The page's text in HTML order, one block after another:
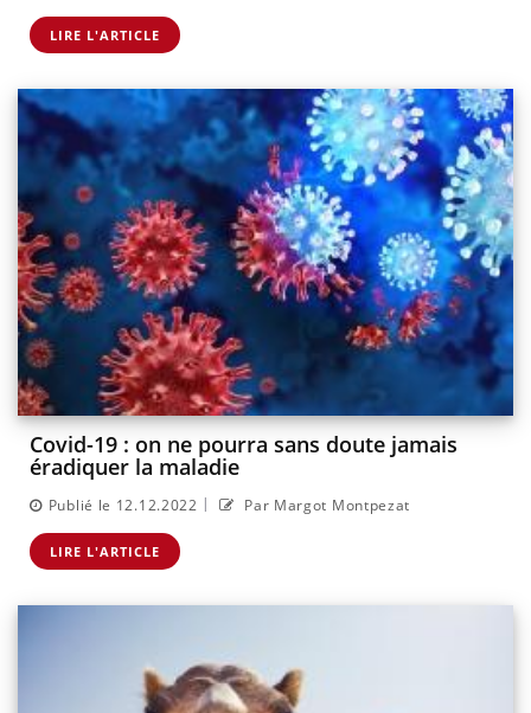
LIRE L'ARTICLE
Covid-19 : on ne pourra sans doute jamais
éradiquer la maladie
Publié le 12.12.2022 | Par Margot Montpezat
LIRE L'ARTICLE